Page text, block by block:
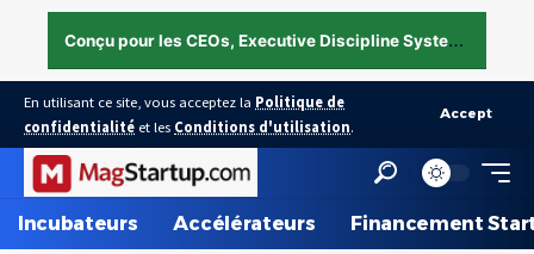
C
onçu pour les CEOs, Executive Discipline System — structurer l’exécution sous pression →
En utilisant ce site, vous acceptez la Politique de
confidentialité et les Conditions d'utilisation.
Accept
Incubateurs Accélérateurs Financement